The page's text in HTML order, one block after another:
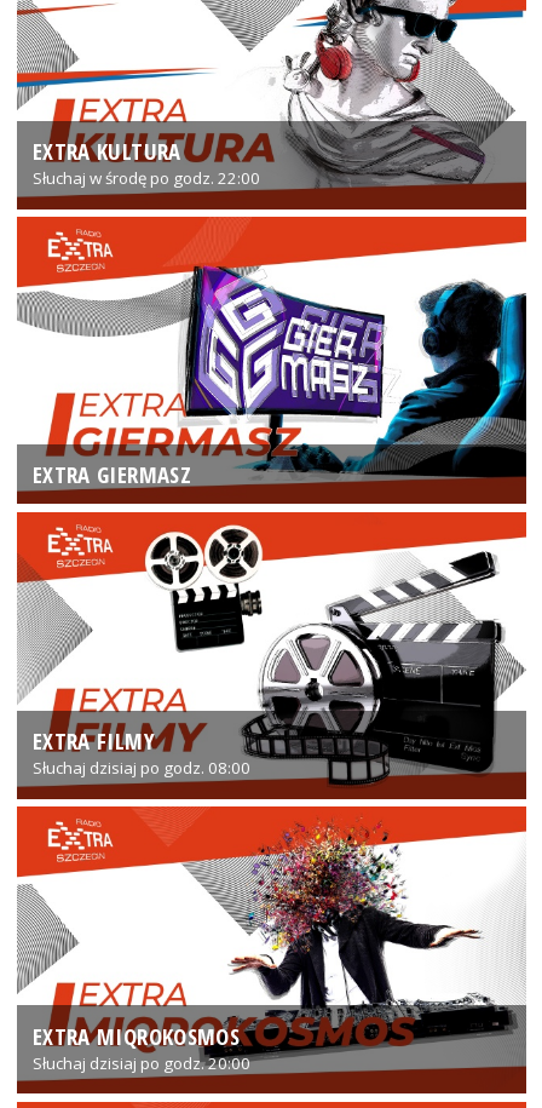
EXTRA KULTURA
Słuchaj w środę po godz. 22:00
EXTRA GIERMASZ
EXTRA FILMY
Słuchaj dzisiaj po godz. 08:00
EXTRA MIQROKOSMOS
Słuchaj dzisiaj po godz. 20:00